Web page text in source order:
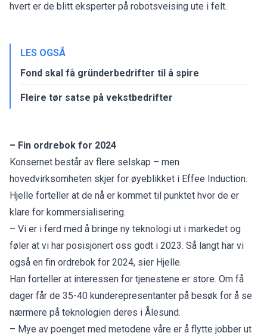
hvert er de blitt eksperter på robotsveising ute i felt.
LES OGSÅ
Fond skal få gründerbedrifter til å spire
Fleire tør satse på vekstbedrifter
– Fin ordrebok for 2024
Konsernet består av flere selskap – men
hovedvirksomheten skjer for øyeblikket i Effee Induction.
Hjelle forteller at de nå er kommet til punktet hvor de er
klare for kommersialisering.
– Vi er i ferd med å bringe ny teknologi ut i markedet og
føler at vi har posisjonert oss godt i 2023. Så langt har vi
også en fin ordrebok for 2024, sier Hjelle.
Han forteller at interessen for tjenestene er store. Om få
dager får de 35-40 kunderepresentanter på besøk for å se
nærmere på teknologien deres i Ålesund.
– Mye av poenget med metodene våre er å flytte jobber ut